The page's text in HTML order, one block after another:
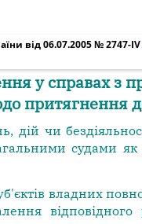
від 06.07.2005 № 2747-IV